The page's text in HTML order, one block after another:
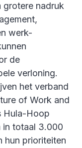
grotere nadruk
werk-
de
verloning.
het verband
of Work and
Hula-Hoop
in totaal 3.000
hun prioriteiten